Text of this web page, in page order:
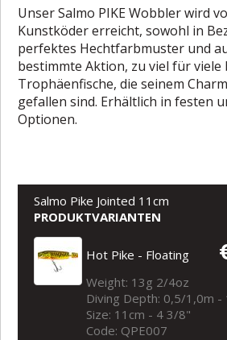
Unser Salmo PIKE Wobbler wird
Kunstköder erreicht, sowohl in
perfektes Hechtfarbmuster und
bestimmte Aktion, zu viel für viele
Trophäenfische, die seinem
gefallen sind. Erhältlich in festen
Optionen.
Salmo Pike Jointed 11cm
PRODUKTVARIANTEN
Hot Pike - Floating
Weight: 13g 2/4oz
Diving Depth: 0,5/1,0m
Size: 11cm - 4 3/8"
Code: QPE007